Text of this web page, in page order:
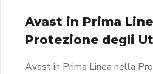
Avast in Prima
Protezione degli
Avast in Prima Linea nella